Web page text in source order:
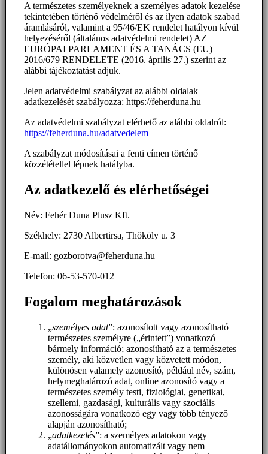
A természetes személyeknek a személyes adatok kezelése
tekintetében történő védelméről és az ilyen adatok szabad
áramlásáról, valamint a 95/46/EK rendelet hatályon kívül
helyezéséről (általános adatvédelmi rendelet) AZ
EURÓPAI PARLAMENT ÉS A TANÁCS (EU)
2016/679 RENDELETE (2016. április 27.) szerint az
alábbi tájékoztatást adjuk.
Jelen adatvédelmi szabályzat az alábbi oldalak
adatkezelését szabályozza: https://feherduna.hu
Az adatvédelmi szabályzat elérhető az alábbi oldalról:
https://feherduna.hu/adatvedelem
A szabályzat módosításai a fenti címen történő
közzététellel lépnek hatályba.
Az adatkezelő és elérhetőségei
Név: Fehér Duna Plusz Kft.
Székhely: 2730 Albertirsa, Thököly u. 3
E-mail: gozborotva@feherduna.hu
Telefon: 06-53-570-012
Fogalom meghatározások
„személyes adat”: azonosított vagy azonosítható
természetes személyre („érintett”) vonatkozó
bármely információ; azonosítható az a természetes
személy, aki közvetlen vagy közvetett módon,
különösen valamely azonosító, például név, szám,
helymeghatározó adat, online azonosító vagy a
természetes személy testi, fiziológiai, genetikai,
szellemi, gazdasági, kulturális vagy szociális
azonosságára vonatkozó egy vagy több tényező
alapján azonosítható;
„adatkezelés”: a személyes adatokon vagy
adatállományokon automatizált vagy nem